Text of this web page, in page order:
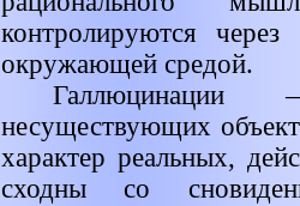
контролируются через
окружающей средой.
несуществующих
характер реальных,
сходны со